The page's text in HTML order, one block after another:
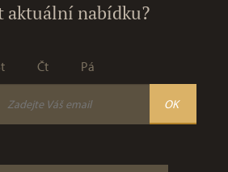
aktuální nabídku?
Čt Pá